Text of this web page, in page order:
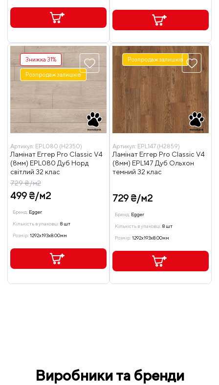
Знижка 31%
Розпродаж залишків
Артикул: EPL080 (H2350)
Ламінат Еггер Pro Classic V4
(8мм) EPL080 Дуб Норд
світлий 32 клас
729 ₴/м2
499 ₴/м2
Бренд: Egger
Кількість в упаковці:8 шт
Розмір:1292x193x8.00мм
Розпродаж залишків
Артикул: EPL147 (H2859)
Ламінат Еггер Pro Classic V4
(8мм) EPL147 Дуб Ольхон
темний 32 клас
729 ₴/м2
Бренд: Egger
Кількість в упаковці:8 шт
Розмір:1292x193x8.00мм
Виробники та бренди